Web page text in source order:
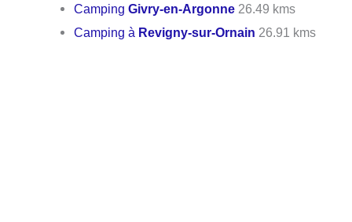
CampingGivry-en-Argonne 26.49 kms
Camping à Revigny-sur-Ornain 26.91 kms